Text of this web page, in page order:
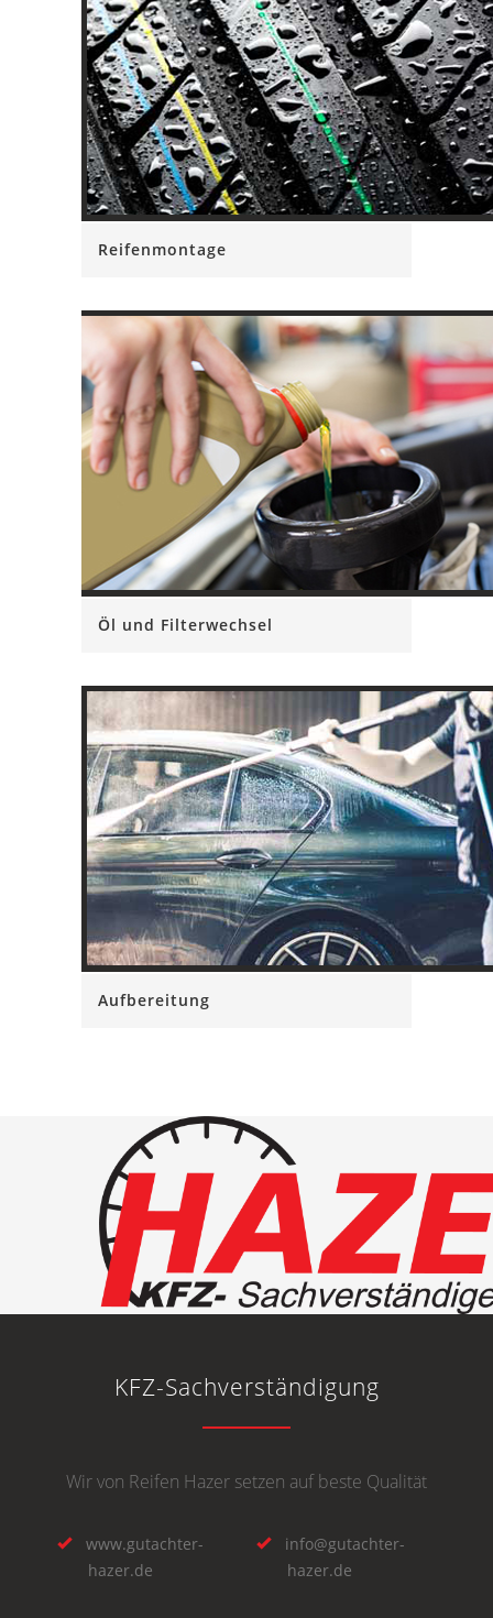
Reifenmontage
Öl und Filterwechsel
Aufbereitung
KFZ-Sachverständigung
Wir von Reifen Hazer setzen auf beste Qualität
www.gutachter-
hazer.de
info@gutachter-
hazer.de